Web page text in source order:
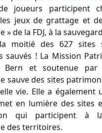
joueurs participent
jeux de grattage et
» de la FDJ, à la
moitié des 627 sites
sauvés ! La Mission
Bern et soutenue
sauve des sites
vie. Elle a
en lumière des sites
qui participent à
des territoires.